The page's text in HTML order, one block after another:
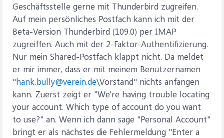
Geschäftsstelle gerne mit Thunderbird zugreifen.
Auf mein persönliches Postfach kann ich mit der
Beta-Version Thunderbird (109.0) per IMAP
zugreiffen. Auch mit der 2-Faktor-Authentifizierung.
Nur mein Shared-Postfach klappt nicht. Da meldet
er mir immer, dass er mit meinem Benutzernamen
"hank.bully@verein.de\Vorstand" nichts anfangen
kann. Zuerst zeigt er "We're having trouble locating
your account. Which type of account do you want
to use?" an. Wenn ich dann sage "Personal Account"
bringt er als nächstes die Fehlermeldung "Enter a